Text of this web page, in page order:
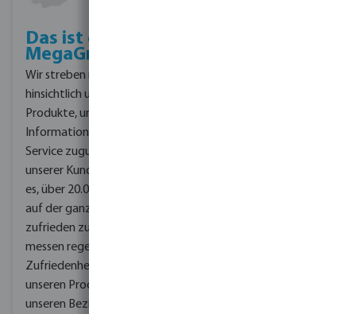
Das ist die
MegaGroup
Wir streben nach Qualität
hinsichtlich unserer
Produkte, unseren
Informationen und dem
Service zugunsten
unserer Kunden. Ziel ist
es, über 20.000 Kunden
auf der ganzen Welt
zufrieden zu stellen. Wir
messen regelmäßig Ihre
Zufriedenheit mit
unseren Produkten und
unseren Beziehungen. So